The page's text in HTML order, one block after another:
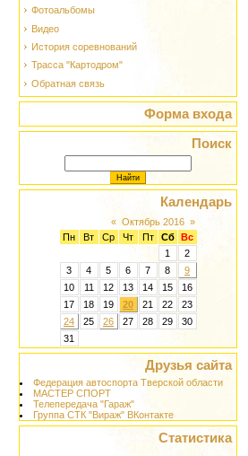
Фотоальбомы
Видео
История соревнований
Трасса "Картодром"
Обратная связь
Форма входа
Поиск
Календарь
« Октябрь 2016 »
Пн
Вт Ср Чт Пт Сб
Вс
1
2
3
4 5 6 7 8
9
10
11 12 13 14 15
16
17
18 19 20 21 22
23
24
25 26 27 28 29
30
31
Друзья сайта
Федерация автоспорта Тверской области
МАСТЕР СПОРТ
Телепередача "Гараж"
Группа СТК "Вираж" ВКонтакте
Статистика